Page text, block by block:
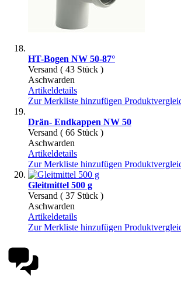
HT-Bogen NW 50-87°
Versand ( 43 Stück )
Aschwarden
Artikeldetails
Zur Merkliste hinzufügen
Drän- Endkappen NW 50
Versand ( 66 Stück )
Aschwarden
Artikeldetails
Zur Merkliste hinzufügen
Gleitmittel 500 g
Versand ( 37 Stück )
Aschwarden
Artikeldetails
Zur Merkliste hinzufügen